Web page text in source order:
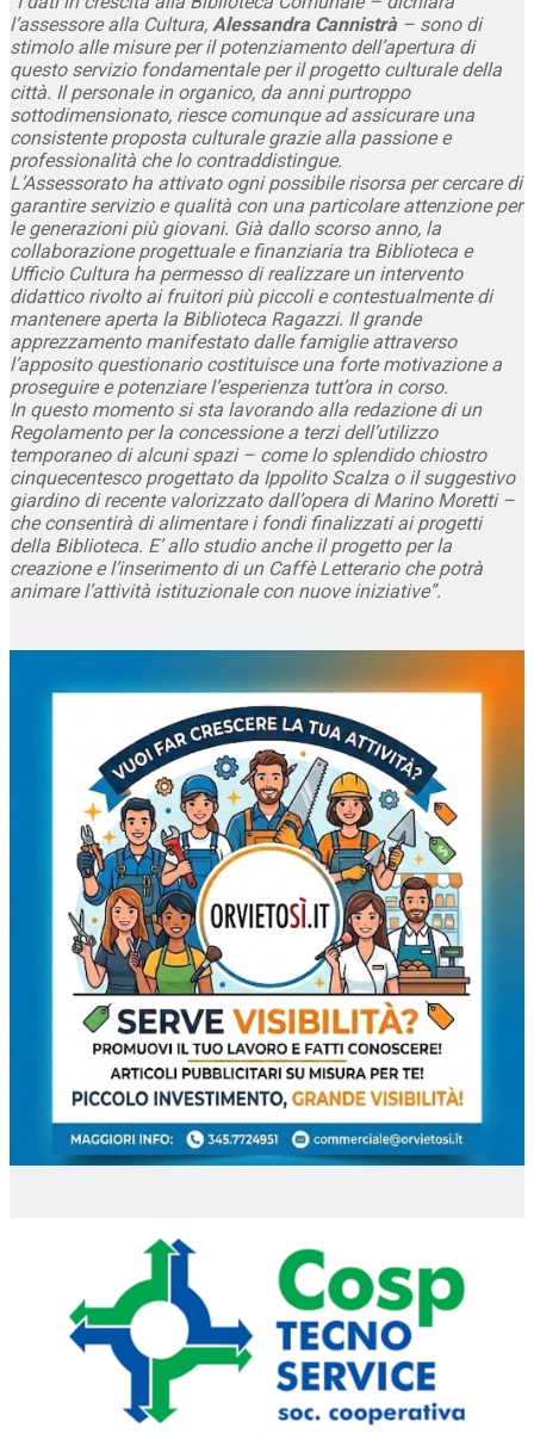
l’assessore alla Cultura, Alessandra Cannistrà– sono di
stimolo alle misure per il potenziamento dell’apertura di
questo servizio fondamentale per il progetto culturale della
città. Il personale in organico, da anni purtroppo
sottodimensionato, riesce comunque ad assicurare una
consistente proposta culturale grazie alla passione e
professionalità che lo contraddistingue.
L’Assessorato ha attivato ogni possibile risorsa per cercare di
garantire servizio e qualità con una particolare attenzione per
le generazioni più giovani. Già dallo scorso anno, la
collaborazione progettuale e finanziaria tra Biblioteca e
Ufficio Cultura ha permesso di realizzare un intervento
didattico rivolto ai fruitori più piccoli e contestualmente di
mantenere aperta la Biblioteca Ragazzi. Il grande
apprezzamento manifestato dalle famiglie attraverso
l’apposito questionario costituisce una forte motivazione a
proseguire e potenziare l’esperienza tutt’ora in corso.
In questo momento si sta lavorando alla redazione di un
Regolamento per la concessione a terzi dell’utilizzo
temporaneo di alcuni spazi – come lo splendido chiostro
cinquecentesco progettato da Ippolito Scalza o il suggestivo
giardino di recente valorizzato dall’opera di Marino Moretti –
che consentirà di alimentare i fondi finalizzati ai progetti
della Biblioteca. E’ allo studio anche il progetto per la
creazione e l’inserimento di un Caffè Letterario che potrà
animare l’attività istituzionale con nuove iniziative”.